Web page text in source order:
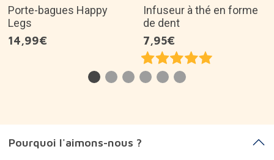
Porte-bagues Happy
Legs
Infuseur à thé en forme
de dent
7,95€